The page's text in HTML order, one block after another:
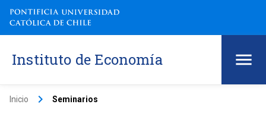
Instituto de Economía
Inicio keyboard_arrow_right Seminarios